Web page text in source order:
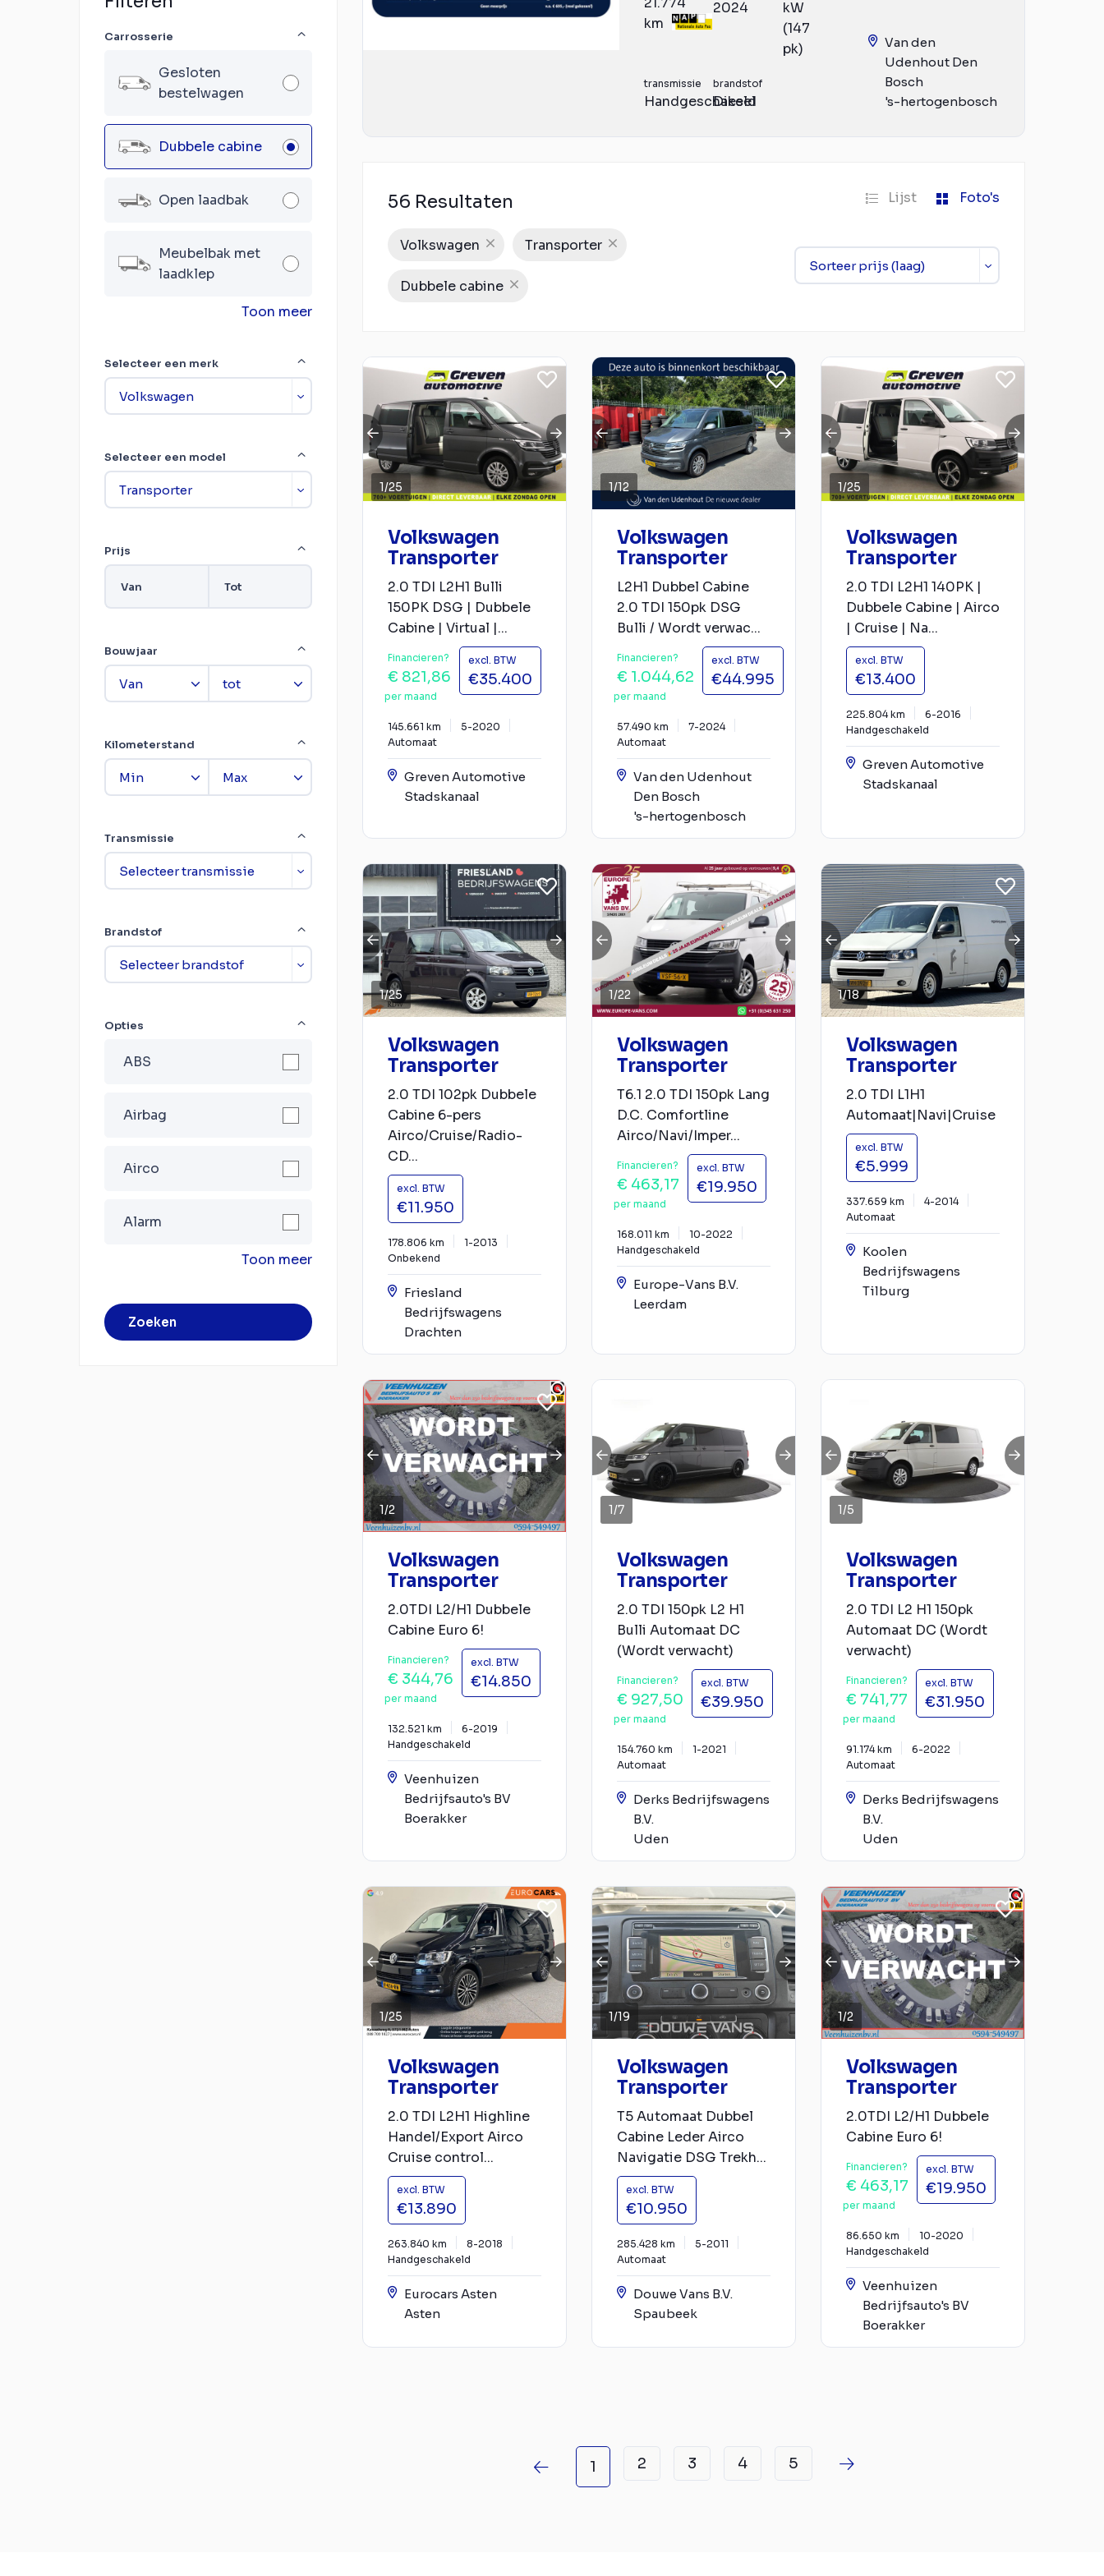
Carrosserie
Gesloten
bestelwagen
Dubbele cabine
Open laadbak
Meubelbak met
laadklep
Toon meer
Selecteer een merk
Selecteer een model
Prijs
Van Tot
Bouwjaar
Kilometerstand
Transmissie
Brandstof
Opties
ABS
Airbag
Airco
Alarm
Toon meer
Zoeken
km
2024
kW
(147
pk)
transmissie
Handgeschakeld
brandstof
Diesel
Van den
Udenhout Den
Bosch
's-hertogenbosch
56 Resultaten Lijst Foto's
Volkswagen Transporter
Dubbele cabine
1/25
Volkswagen
Transporter
2.0 TDI L2H1 Bulli
150PK DSG | Dubbele
Cabine | Virtual |...
Financieren?
€ 821,86
per maand
excl. BTW
€35.400
145.661 km
5-2020
Automaat
Greven Automotive
Stadskanaal
1/12
Volkswagen
Transporter
L2H1 Dubbel Cabine
2.0 TDI 150pk DSG
Bulli / Wordt verwac...
Financieren?
€ 1.044,62
per maand
excl. BTW
€44.995
57.490 km
7-2024
Automaat
Van den Udenhout
Den Bosch
's-hertogenbosch
1/25
Volkswagen
Transporter
2.0 TDI L2H1 140PK |
Dubbele Cabine | Airco
| Cruise | Na...
excl. BTW
€13.400
225.804 km
6-2016
Handgeschakeld
Greven Automotive
Stadskanaal
1/25
Volkswagen
Transporter
2.0 TDI 102pk Dubbele
Cabine 6-pers
Airco/Cruise/Radio-
CD...
excl. BTW
€11.950
178.806 km
1-2013
Onbekend
Friesland
Bedrijfswagens
Drachten
1/22
Volkswagen
Transporter
T6.1 2.0 TDI 150pk Lang
D.C. Comfortline
Airco/Navi/Imper...
Financieren?
€ 463,17
per maand
excl. BTW
€19.950
168.011 km
10-2022
Handgeschakeld
Europe-Vans B.V.
Leerdam
1/18
Volkswagen
Transporter
2.0 TDI L1H1
Automaat|Navi|Cruise
excl. BTW
€5.999
337.659 km
4-2014
Automaat
Koolen
Bedrijfswagens
Tilburg
1/2
Volkswagen
Transporter
2.0TDI L2/H1 Dubbele
Cabine Euro 6!
Financieren?
€ 344,76
per maand
excl. BTW
€14.850
132.521 km
6-2019
Handgeschakeld
Veenhuizen
Bedrijfsauto's BV
Boerakker
1/7
Volkswagen
Transporter
2.0 TDI 150pk L2 H1
Bulli Automaat DC
(Wordt verwacht)
Financieren?
€ 927,50
per maand
excl. BTW
€39.950
154.760 km
1-2021
Automaat
Derks Bedrijfswagens
B.V.
Uden
1/5
Volkswagen
Transporter
2.0 TDI L2 H1 150pk
Automaat DC (Wordt
verwacht)
Financieren?
€ 741,77
per maand
excl. BTW
€31.950
91.174 km
6-2022
Automaat
Derks Bedrijfswagens
B.V.
Uden
1/25
Volkswagen
Transporter
2.0 TDI L2H1 Highline
Handel/Export Airco
Cruise control...
excl. BTW
€13.890
263.840 km
8-2018
Handgeschakeld
Eurocars Asten
Asten
1/19
Volkswagen
Transporter
T5 Automaat Dubbel
Cabine Leder Airco
Navigatie DSG Trekh...
excl. BTW
€10.950
285.428 km
5-2011
Automaat
Douwe Vans B.V.
Spaubeek
1/2
Volkswagen
Transporter
2.0TDI L2/H1 Dubbele
Cabine Euro 6!
Financieren?
€ 463,17
per maand
excl. BTW
€19.950
86.650 km
10-2020
Handgeschakeld
Veenhuizen
Bedrijfsauto's BV
Boerakker
1 2 3 4 5